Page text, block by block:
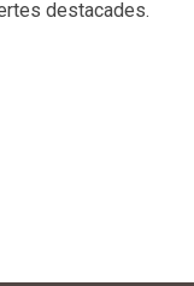
destacades.